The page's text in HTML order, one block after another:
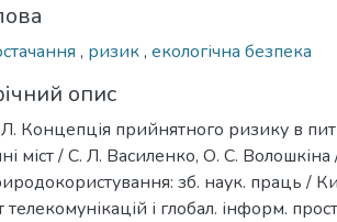
, ризик, екологічна безпека
опис
Концепція прийнятного ризику в
міст / С. Л. Василенко, О. С. Волошкіна
зб. наук. праць /
т телекомунікацій і глобал. інформ.